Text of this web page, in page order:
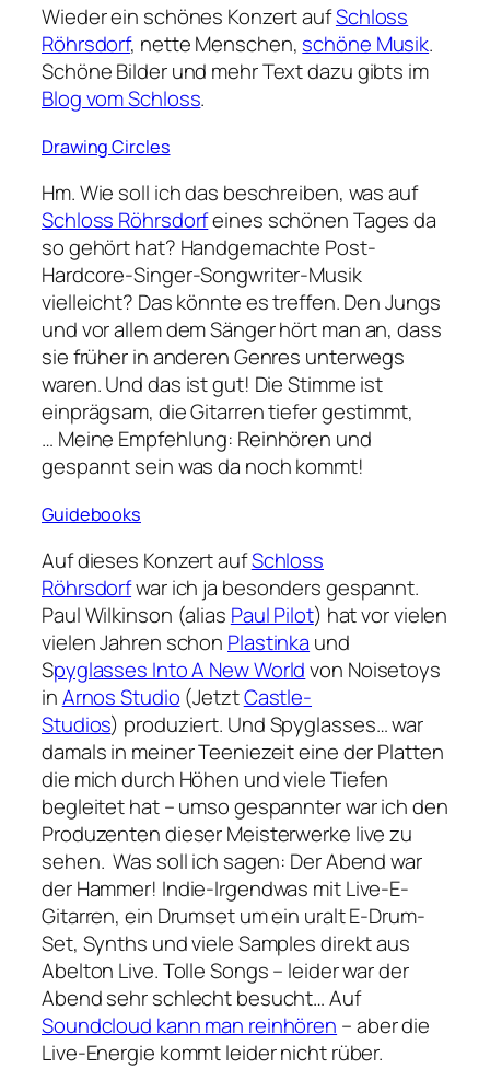
Wieder ein schönes Konzert aufSchloss
Röhrsdorf, nette Menschen, schöne Musik.
Schöne Bilder und mehr Text dazu gibts im
Blog vom Schloss.
Drawing Circles
Hm. Wie soll ich das beschreiben, was auf
Schloss Röhrsdorfeines schönen Tages da
so gehört hat? Handgemachte Post-
Hardcore-Singer-Songwriter-Musik
vielleicht? Das könnte es treffen. Den Jungs
und vor allem dem Sänger hört man an, dass
sie früher in anderen Genres unterwegs
waren. Und das ist gut! Die Stimme ist
einprägsam, die Gitarren tiefer gestimmt,
… Meine Empfehlung: Reinhören und
gespannt sein was da noch kommt!
Guidebooks
Auf dieses Konzert aufSchloss
Röhrsdorfwar ich ja besonders gespannt.
Paul Wilkinson (alias Paul Pilot) hat vor vielen
vielen Jahren schon Plastinka und
Spyglasses Into A New Worldvon Noisetoys
inArnos Studio (JetztCastle-
Studios) produziert. UndSpyglasses…war
damals in meiner Teeniezeit eine der Platten
die mich durch Höhen und viele Tiefen
begleitet hat – umso gespannter war ich den
Produzenten dieser Meisterwerke live zu
sehen. Was soll ich sagen: Der Abend war
der Hammer! Indie-Irgendwas mit Live-E-
Gitarren, ein Drumset um ein uralt E-Drum-
Set, Synths und viele Samples direkt aus
Abelton Live. Tolle Songs – leider war der
Abend sehr schlecht besucht… Auf
Soundcloud kann man reinhören – aber die
Live-Energie kommt leider nicht rüber.